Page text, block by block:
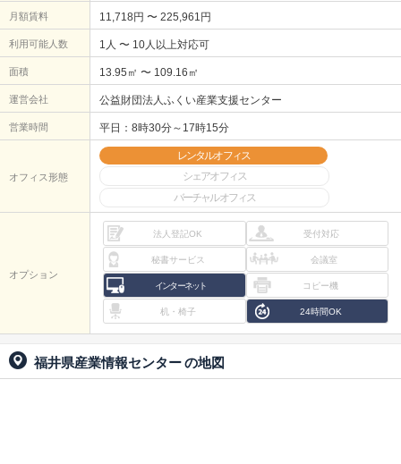
月額賃料 11,718円 〜 225,961円
利用可能人数 1人 〜 10人以上対応可
面積 13.95㎡ 〜 109.16㎡
運営会社 公益財団法人ふくい産業支援センター
営業時間 平日：8時30分～17時15分
オフィス形態
レンタルオフィス
シェアオフィス
バーチャルオフィス
オプション
法人登記OK 受付対応
秘書サービス 会議室
インターネット コピー機
机・椅子 24時間OK
福井県産業情報センターの地図